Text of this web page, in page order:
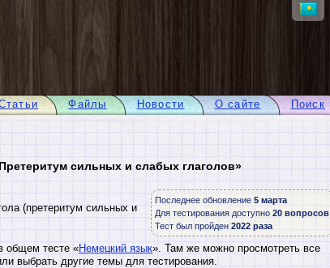
Поиск
О сайте
Новости
Файлы
сильных и слабых глаголов»
Последнее обновление 5 марта
Для тестирования доступно 20 вопросов
Тест был пройден 2022 раза
(претеритум сильных и
общем тесте «Немецкий язык». Там же можно просмотреть все
выбрать другие темы для тестирования.